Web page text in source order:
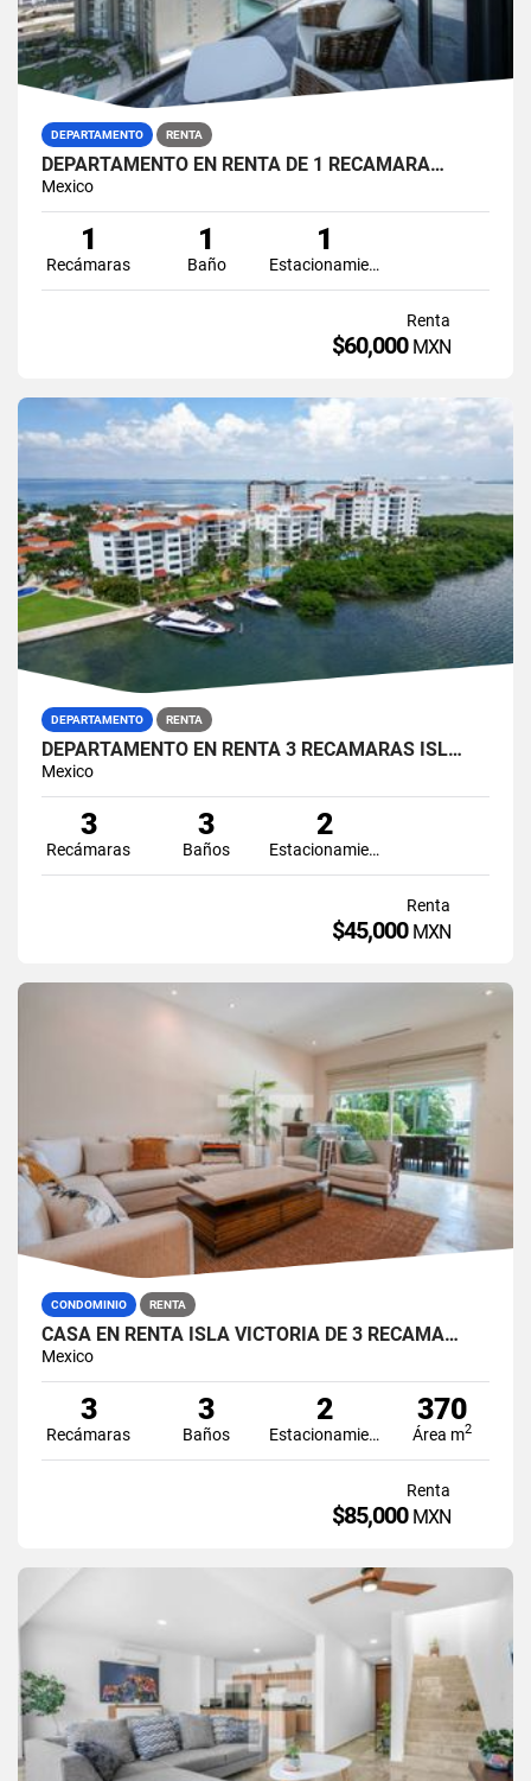
DEPARTAMENTO RENTA
DEPARTAMENTO EN RENTA DE 1 RECAMARA…
Mexico
1
Recámaras
1
Baño
1
Estacionamiento
Renta
$60,000 MXN
DEPARTAMENTO RENTA
DEPARTAMENTO EN RENTA 3 RECÁMARAS ISL…
Mexico
3
Recámaras
3
Baños
2
Estacionamiento
Renta
$45,000 MXN
CONDOMINIO RENTA
CASA EN RENTA ISLA VICTORIA DE 3 RECÁMA…
Mexico
3
Recámaras
3
Baños
2
Estacionamiento
370
Área m2
Renta
$85,000 MXN